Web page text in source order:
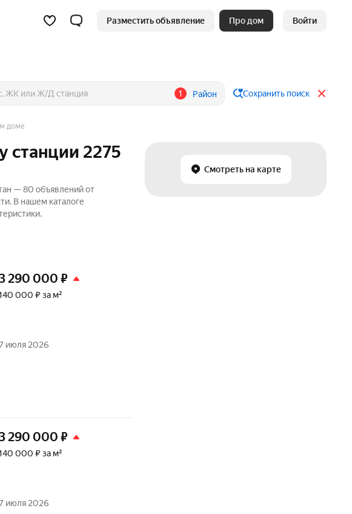
Разместить объявление Про дом Войти
1 Район Сохранить поиск
Смотреть на карте
доме
станции 2275
— 80 объявлений от
В нашем каталоге
290 000 ₽
000 ₽ за м²
июля 2026
290 000 ₽
000 ₽ за м²
июля 2026